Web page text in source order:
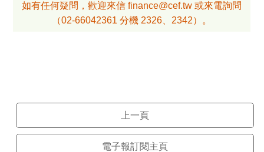
如有任何疑問，歡迎來信 finance@cef.tw 或來電詢問
（02-66042361 分機 2326、2342）。
上一頁
電子報訂閱主頁